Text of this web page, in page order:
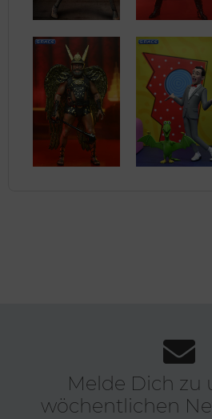
Melde Dich zu
wöchentlichen